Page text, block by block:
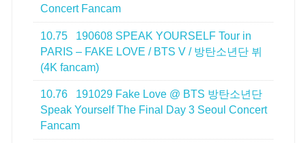
Concert Fancam
10.75
190608 SPEAK YOURSELF Tour in
PARIS – FAKE LOVE / BTS V / 방탄소년단 뷔
(4K fancam)
10.76
191029 Fake Love @ BTS 방탄소년단
Speak Yourself The Final Day 3 Seoul Concert
Fancam